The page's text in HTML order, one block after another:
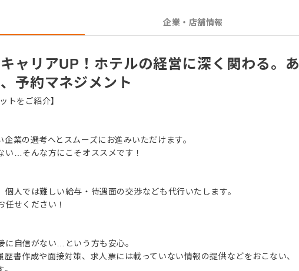
企業・店舗情報
ャリアUP！ホテルの経営に深く関わる。あ
予約マネジメント
トをご紹介】
業の選考へとスムーズにお進みいただけます。
い…そんな方にこそオススメです！
人では難しい給与・待遇面の交渉なども代行いたします。
任せください！
自信がない…という方も安心。
書作成や面接対策、求人票には載っていない情報の提供などをおこない、